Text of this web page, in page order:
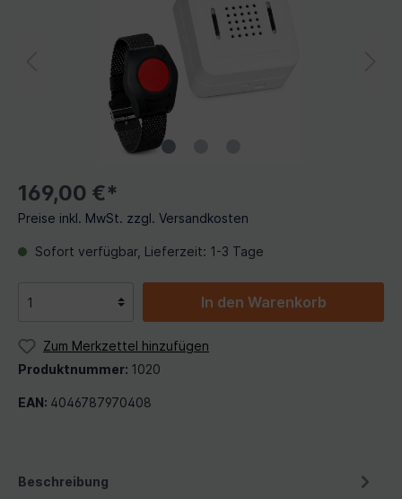
169,00 €*
Preise inkl. MwSt. zzgl. Versandkosten
Sofort verfügbar, Lieferzeit: 1-3 Tage
In den Warenkorb
Zum Merkzettel hinzufügen
Produktnummer: 1020
EAN: 4046787970408
Beschreibung